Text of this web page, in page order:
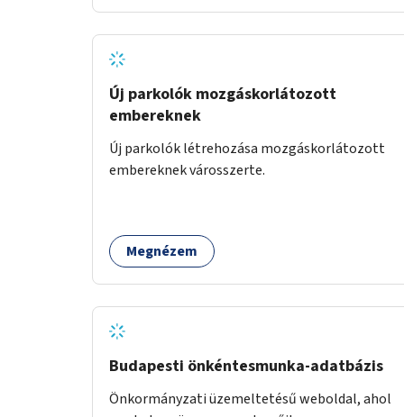
Új parkolók mozgáskorlátozott
embereknek
Új parkolók létrehozása mozgáskorlátozott
embereknek városszerte.
Megnézem
Budapesti önkéntesmunka-adatbázis
Önkormányzati üzemeltetésű weboldal, ahol